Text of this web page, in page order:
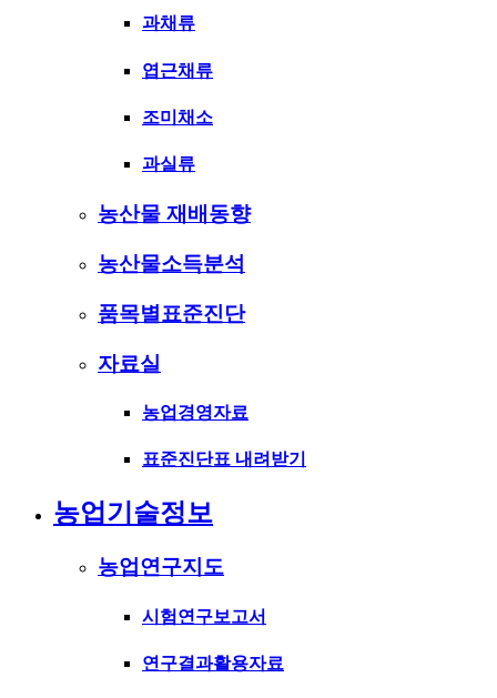
과채류
엽근채류
조미채소
과실류
농산물 재배동향
농산물소득분석
품목별표준진단
자료실
농업경영자료
표준진단표 내려받기
농업기술정보
농업연구지도
시험연구보고서
연구결과활용자료